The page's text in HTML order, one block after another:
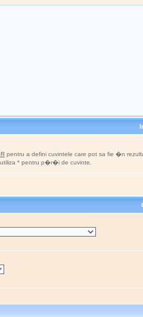
pentru a defini cuvintele care pot sa fie �n
* pentru p�r�i de cuvinte.